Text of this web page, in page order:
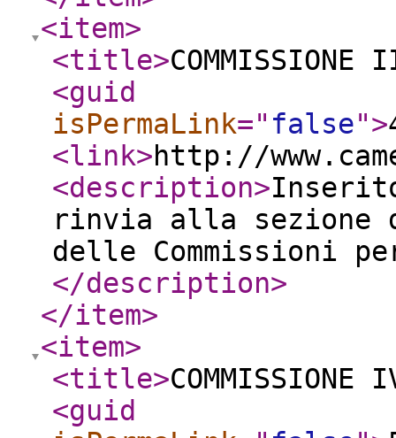
<item>
<title>
<guid
isPermaLink=" false">
<link>http://
<description>
rinvia alla sezione
delle Commissioni
</description>
</item>
<item>
<title>COMMISSIONE
<guid